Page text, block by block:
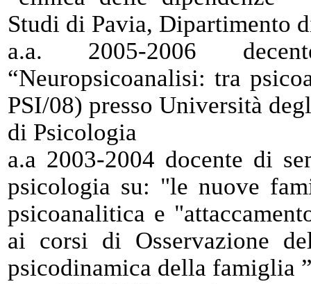
Studi di Pavia, Dipartimento
a.a. 2005-2006
“Neuropsicoanalisi: tra
PSI/08) presso Università
di Psicologia
a.a 2003-2004 docente di
psicologia su: "le nuove
psicoanalitica e
ai corsi di Osservazione
psicodinamica della famiglia